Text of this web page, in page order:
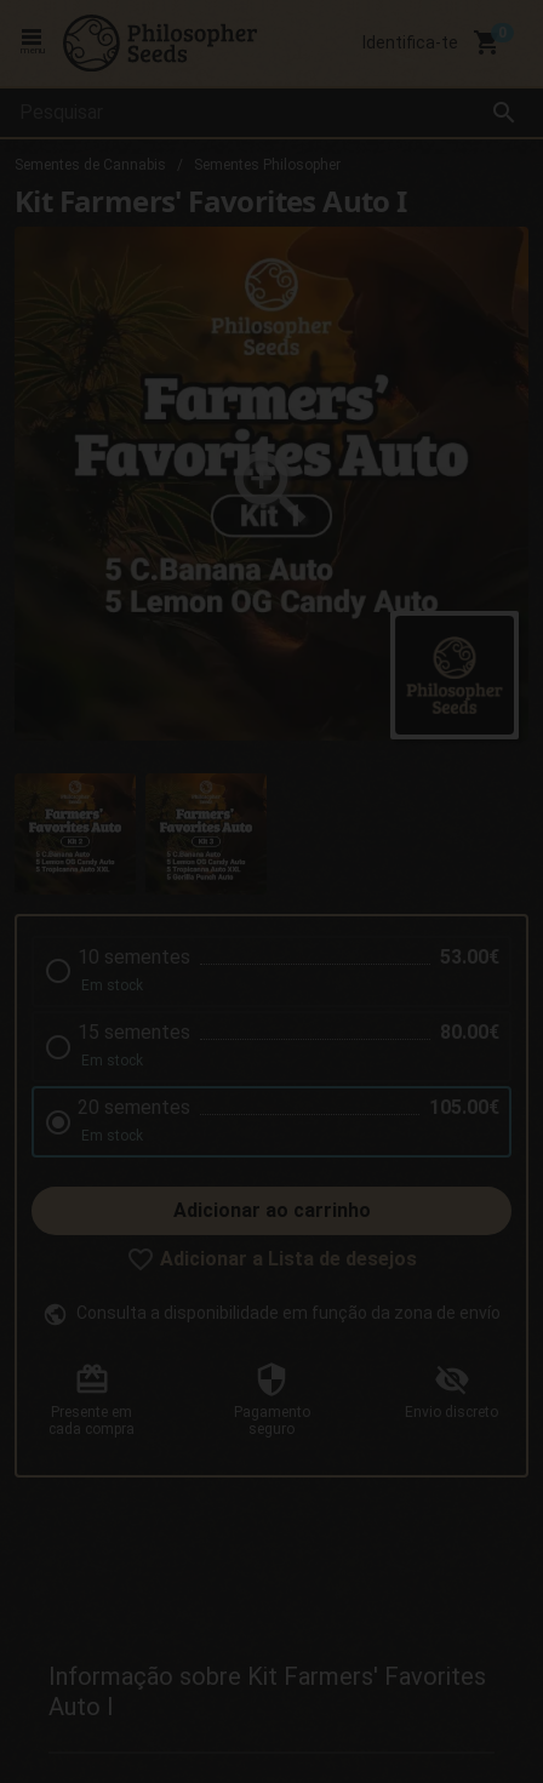
search
Identifica-te local_grocery_store
Sementes de Cannabis Sementes Philosopher
Kit Farmers' Favorites Auto I
10 sementes 53.00€
Em stock
15 sementes 80.00€
Em stock
20 sementes 105.00€
Em stock
Adicionar ao carrinho
Adicionar a Lista de desejos
Consulta a disponibilidade em função da zona de envío
Presente em
cada compra
Pagamento
seguro
Envio discreto
Informação sobre Kit Farmers' Favorites
Auto I